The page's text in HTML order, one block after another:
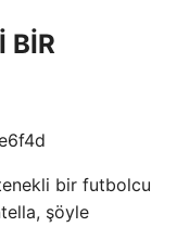
BİR
bir futbolcu
şöyle